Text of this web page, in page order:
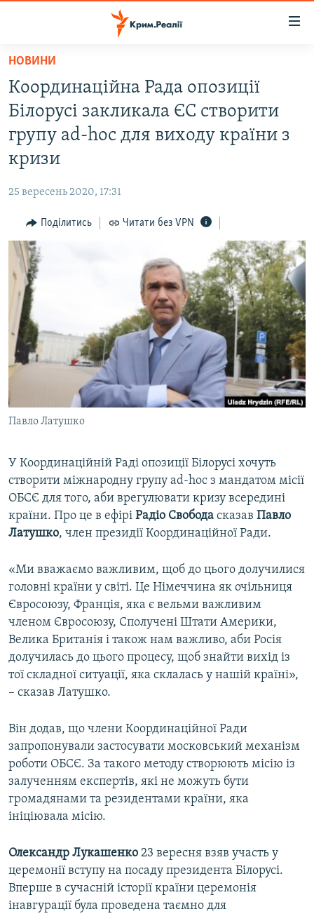
Перейти
основного
матеріалу
Перейти
до
основної
Перейти
пошуку
ВОДА.КРИМ
ВІДЕО ТА ФОТО
ПОГЛЯД
ІНТЕРВ'Ю
ВСЕ ЗА ДЕНЬ
СПЕЦПРОЕКТИ
ДЕПОРТАЦІЯ
ВІДЕОУРОКИ «ELIFBE»
СВІДЧЕННЯ ОКУПАЦІЇ
УКРАЇНСЬКА ПРОБЛЕМА КРИМУ
ІНФОГРАФІКА
ЯК ОБІЙТИ БЛОКУВАННЯ
Русский
Qırımtatar
Усі сайти RFE/RL
НОВИНИ
Координаційна Рада опозиції
Білорусі закликала ЄС створити
групу ad-hoc для виходу країни з
кризи
25 вересень 2020, 17:31
Поділитись Читати без VPN
Павло Латушко
У Координаційній Раді опозиції Білорусі хочуть
створити міжнародну групу ad-hoc з мандатом місії
ОБСЄ для того, аби врегулювати кризу всередині
країни. Про це в ефірі Радіо Свобода сказав Павло
Латушко, член президії Координаційної Ради.
«Ми вважаємо важливим, щоб до цього долучилися
головні країни у світі. Це Німеччина як очільниця
Євросоюзу, Франція, яка є вельми важливим
членом Євросоюзу, Сполучені Штати Америки,
Велика Британія і також нам важливо, аби Росія
долучилась до цього процесу, щоб знайти вихід із
тої складної ситуації, яка склалась у нашій країні»,
– сказав Латушко.
Він додав, що члени Координаційної Ради
запропонували застосувати московський механізм
роботи ОБСЄ. За такого методу створюють місію із
залученням експертів, які не можуть бути
громадянами та резидентами країни, яка
ініціювала місію.
Олександр Лукашенко 23 вересня взяв участь у
церемонії вступу на посаду президента Білорусі.
Вперше в сучасній історії країни церемонія
інавгурації була проведена таємно для